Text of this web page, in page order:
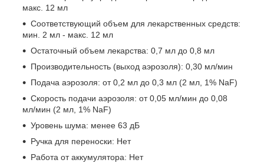
макс. 12 мл
Соответствующий объем для лекарственных средств:
мин. 2 мл - макс. 12 мл
Остаточный объем лекарства: 0,7 мл до 0,8 мл
Производительность (выход аэрозоля): 0,30 мл/мин
Подача аэрозоля: от 0,2 мл до 0,3 мл (2 мл, 1% NaF)
Скорость подачи аэрозоля: от 0,05 мл/мин до 0,08
мл/мин (2 мл, 1% NaF)
Уровень шума: менее 63 дБ
Ручка для переноски: Нет
Работа от аккумулятора: Нет